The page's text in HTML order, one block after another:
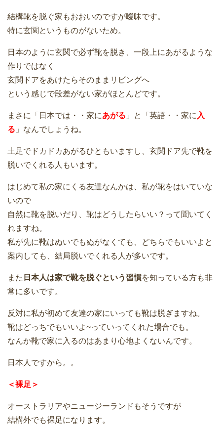
結構靴を脱ぐ家もおおいのですが曖昧です。
特に玄関というものがないため。
日本のように玄関で必ず靴を脱き、一段上にあがるような
作りではなく
玄関ドアをあけたらそのままリビングへ
という感じで段差がない家がほとんどです。
まさに「日本では・・家にあがる 」と「英語・・家に 入
る 」なんでしょうね。
土足でドカドカあがるひともいますし、玄関ドア先で靴を
脱いでくれる人もいます。
はじめて私の家にくる友達なんかは、私が靴をはいていな
いので
自然に靴を脱いだり、靴はどうしたらいい？って聞いてく
れますね。
私が先に靴はぬいでもぬがなくても、どちらでもいいよと
案内しても、結局脱いでくれる人が多いです。
また 日本人は家で靴を脱ぐという習慣を知っている方も非
常に多いです。
反対に私が初めて友達の家にいっても靴は脱ぎますね。
靴はどっちでもいいよ~っていってくれた場合でも。
なんか靴で家に入るのはあまり心地よくないんです。
日本人ですから。。
＜裸足＞
オーストラリアやニュージーランドもそうですが
結構外でも裸足になります。